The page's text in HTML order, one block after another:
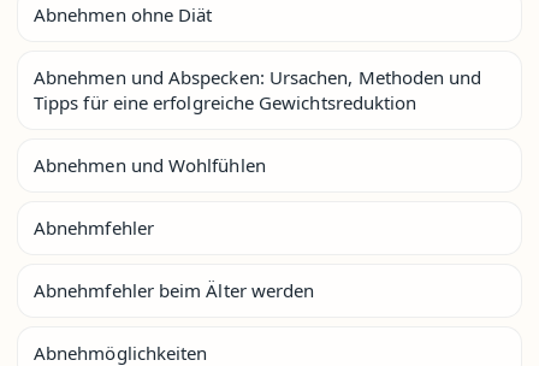
Abnehmen ohne Diät
Abnehmen und Abspecken: Ursachen, Methoden und
Tipps für eine erfolgreiche Gewichtsreduktion
Abnehmen und Wohlfühlen
Abnehmfehler
Abnehmfehler beim Älter werden
Abnehmöglichkeiten